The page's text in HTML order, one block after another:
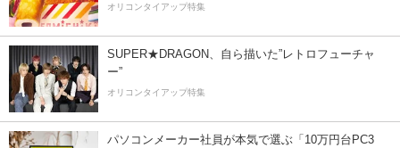
オリコンタイアップ特集
SUPER★DRAGON、自ら描いた”レトロフューチャ
ー”
オリコンタイアップ特集
パソコンメーカー社員が本気で選ぶ「10万円台PC3